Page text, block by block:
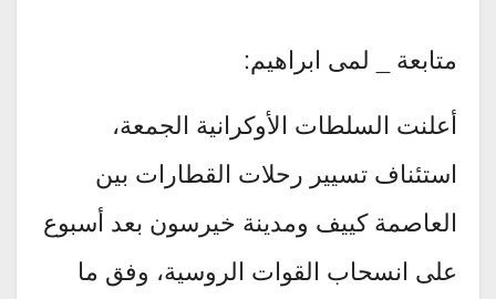
متابعة _ لمى ابراهيم:
أعلنت السلطات الأوكرانية الجمعة،
استئناف تسيير رحلات القطارات بين
العاصمة كييف ومدينة خيرسون بعد أسبوع
على انسحاب القوات الروسية، وفق ما